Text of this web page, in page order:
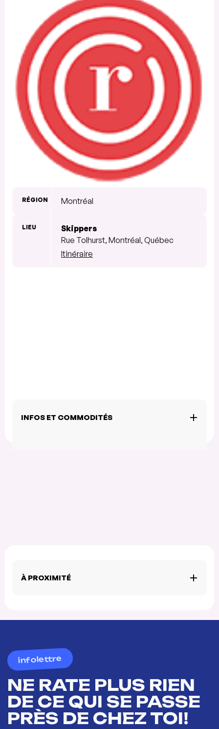
RÉGION Montréal
LIEU
Skippers
Rue Tolhurst, Montréal, Québec
Itinéraire
INFOS ET COMMODITÉS
À PROXIMITÉ
infolettre
NE RATE PLUS RIEN
DE CE QUI SE PASSE
PRÈS DE CHEZ TOI!